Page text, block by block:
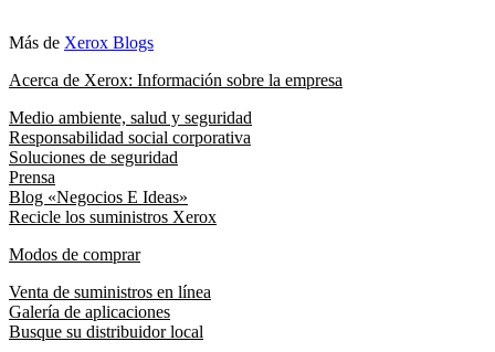
Más de Xerox Blogs
Acerca de Xerox: Información sobre la empresa
Medio ambiente, salud y seguridad
Responsabilidad social corporativa
Soluciones de seguridad
Prensa
Blog «Negocios E Ideas»
Recicle los suministros Xerox
Modos de comprar
Venta de suministros en línea
Galería de aplicaciones
Busque su distribuidor local